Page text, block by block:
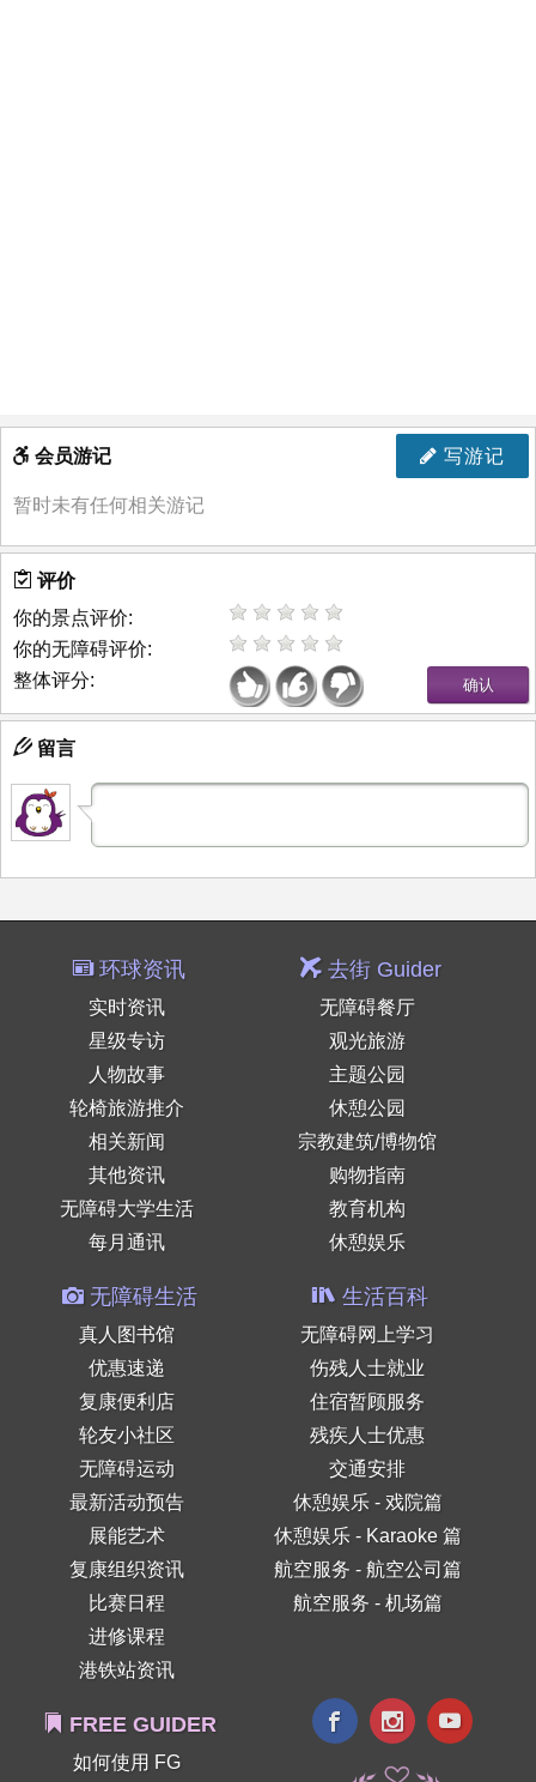
写游记
会员游记
暂时未有任何相关游记
评价
你的景点评价:
你的无障碍评价:
整体评分:
留言
环球资讯
实时资讯
星级专访
人物故事
轮椅旅游推介
相关新闻
其他资讯
无障碍大学生活
每月通讯
去街 Guider
无障碍餐厅
观光旅游
主题公园
休憩公园
宗教建筑/博物馆
购物指南
教育机构
休憩娱乐
无障碍生活
真人图书馆
优惠速递
复康便利店
轮友小社区
无障碍运动
最新活动预告
展能艺术
复康组织资讯
比赛日程
进修课程
港铁站资讯
生活百科
无障碍网上学习
伤残人士就业
住宿暂顾服务
残疾人士优惠
交通安排
休憩娱乐 - 戏院篇
休憩娱乐 - Karaoke 篇
航空服务 - 航空公司篇
航空服务 - 机场篇
FREE GUIDER
如何使用 FG